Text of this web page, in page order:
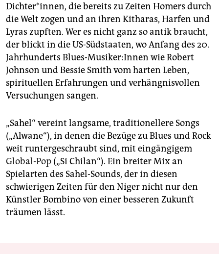
Dichter*innen, die bereits zu Zeiten Homers durch
die Welt zogen und an ihren Kitharas, Harfen und
Lyras zupften. Wer es nicht ganz so antik braucht,
der blickt in die US-Südstaaten, wo Anfang des 20.
Jahrhunderts Blues-Musiker:Innen wie Robert
Johnson und Bessie Smith vom harten Leben,
spirituellen Erfahrungen und verhängnisvollen
Versuchungen sangen.
„Sahel“ vereint langsame, traditionellere Songs
(„Alwane“), in denen die Bezüge zu Blues und Rock
weit runtergeschraubt sind, mit eingängigem
Global-Pop („Si Chilan“). Ein breiter Mix an
Spielarten des Sahel-Sounds, der in diesen
schwierigen Zeiten für den Niger nicht nur den
Künstler Bombino von einer besseren Zukunft
träumen lässt.